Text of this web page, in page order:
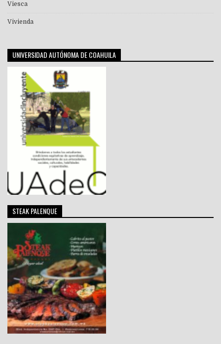
Viesca
Vivienda
UNIVERSIDAD AUTÓNOMA DE COAHUILA
STEAK PALENQUE